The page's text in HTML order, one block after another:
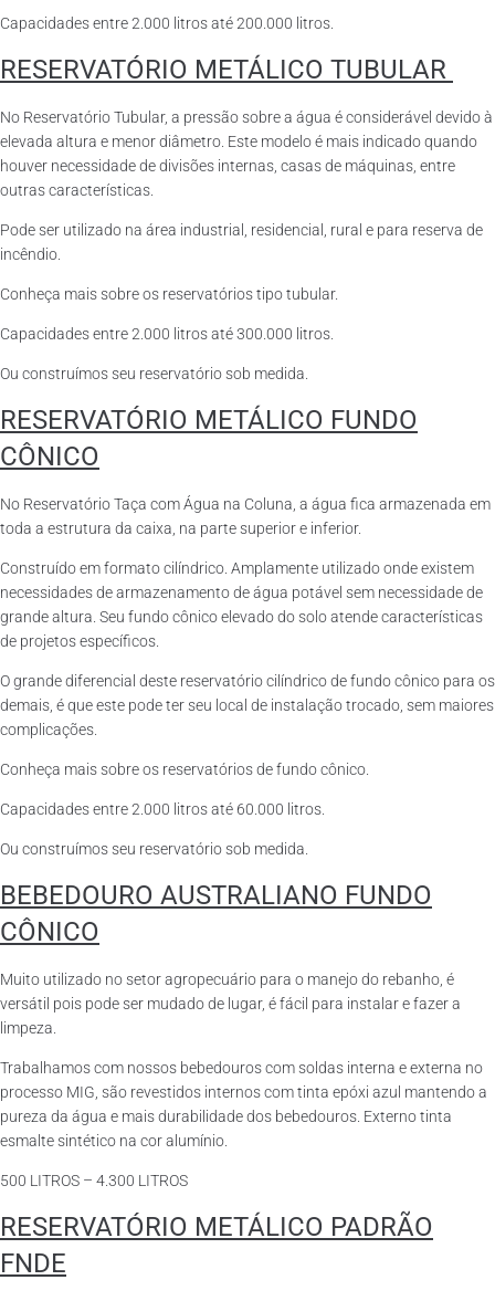
Capacidades entre 2.000 litros até 200.000 litros.
RESERVATÓRIO METÁLICO TUBULAR
No Reservatório Tubular, a pressão sobre a água é considerável devido à
elevada altura e menor diâmetro. Este modelo é mais indicado quando
houver necessidade de divisões internas, casas de máquinas, entre
outras características.
Pode ser utilizado na área industrial, residencial, rural e para reserva de
incêndio.
Conheça mais sobre os reservatórios tipo tubular.
Capacidades entre 2.000 litros até 300.000 litros.
Ou construímos seu reservatório sob medida.
RESERVATÓRIO METÁLICO FUNDO
CÔNICO
No Reservatório Taça com Água na Coluna, a água fica armazenada em
toda a estrutura da caixa, na parte superior e inferior.
Construído em formato cilíndrico. Amplamente utilizado onde existem
necessidades de armazenamento de água potável sem necessidade de
grande altura. Seu fundo cônico elevado do solo atende características
de projetos específicos.
O grande diferencial deste reservatório cilíndrico de fundo cônico para os
demais, é que este pode ter seu local de instalação trocado, sem maiores
complicações.
Conheça mais sobre os reservatórios de fundo cônico.
Capacidades entre 2.000 litros até 60.000 litros.
Ou construímos seu reservatório sob medida.
BEBEDOURO AUSTRALIANO FUNDO
CÔNICO
Muito utilizado no setor agropecuário para o manejo do rebanho, é
versátil pois pode ser mudado de lugar, é fácil para instalar e fazer a
limpeza.
Trabalhamos com nossos bebedouros com soldas interna e externa no
processo MIG, são revestidos internos com tinta epóxi azul mantendo a
pureza da água e mais durabilidade dos bebedouros. Externo tinta
esmalte sintético na cor alumínio.
500 LITROS – 4.300 LITROS
RESERVATÓRIO METÁLICO PADRÃO
FNDE